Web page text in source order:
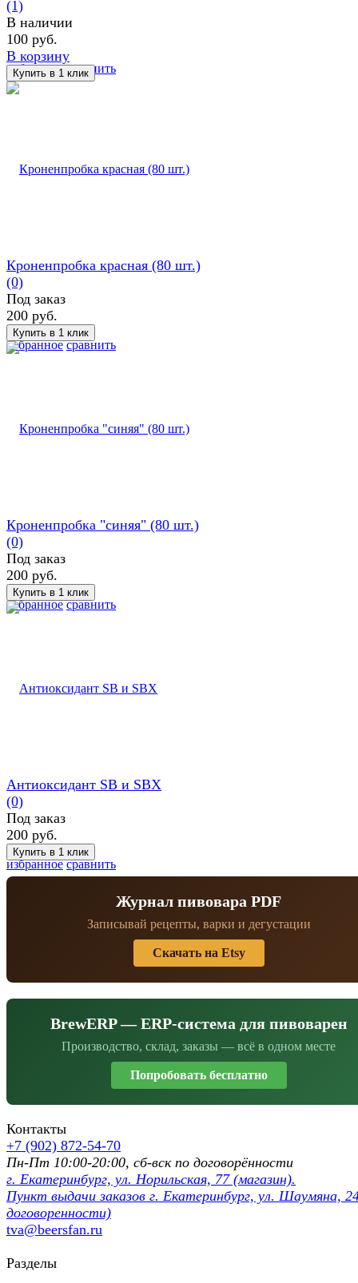
избранное сравнить
(1)
В наличии
100 руб.
В корзину
избранное сравнить
Кроненпробка красная (80 шт.)
(0)
Под заказ
200 руб.
избранное сравнить
Кроненпробка "синяя" (80 шт.)
(0)
Под заказ
200 руб.
избранное сравнить
Антиоксидант SB и SBX
(0)
Под заказ
200 руб.
Журнал пивовара PDF
Записывай рецепты, варки и дегустации
Скачать на Etsy
BrewERP — ERP-система для пивоварен
Производство, склад, заказы — всё в одном месте
Попробовать бесплатно
Контакты
+7 (902) 872-54-70
Пн-Пт 10:00-20:00, сб-вск по договорённости
г. Екатеринбург, ул. Норильская, 77 (магазин).
Пункт выдачи заказов г. Екатеринбург, ул. Шаумяна,
договоренности)
tva@beersfan.ru
Разделы